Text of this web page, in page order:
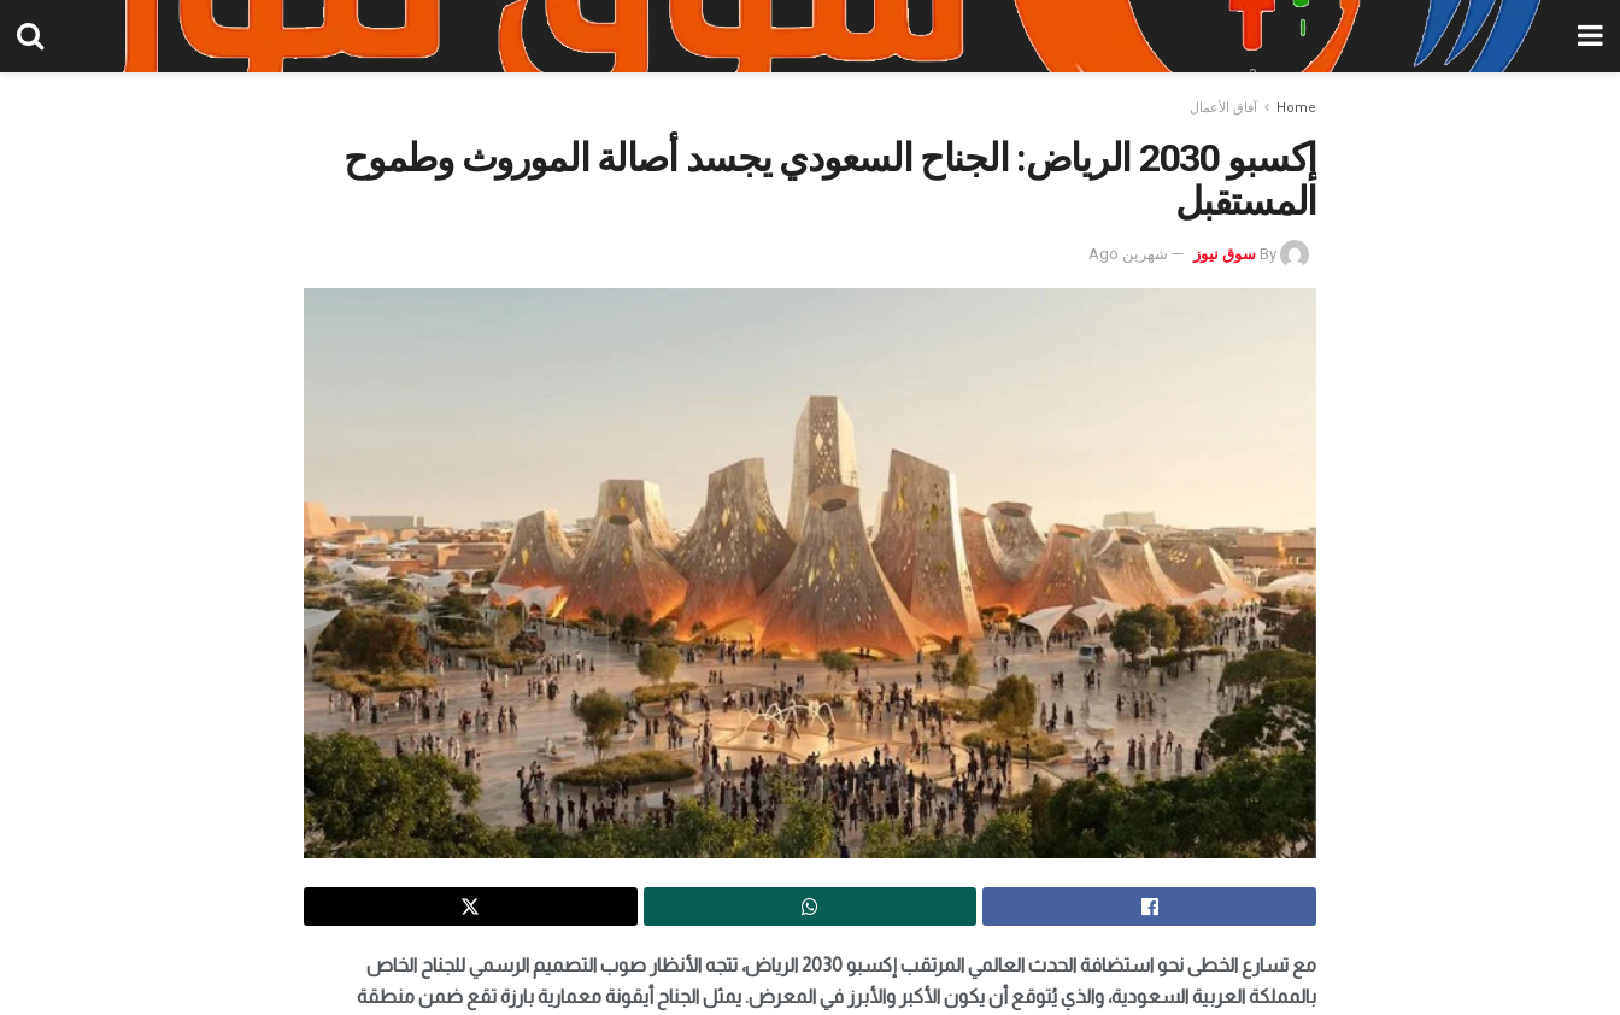
Home آفاق الأعمال
إكسبو 2030 الرياض: الجناح السعودي يجسد أصالة الموروث وطموح
المستقبل
By سوق نيوز شهرين Ago
مع تسارع الخطى نحو استضافة الحدث العالمي المرتقب إكسبو 2030 الرياض، تتجه الأنظار صوب التصميم الرسمي للجناح الخاص
بالمملكة العربية السعودية، والذي يُتوقع أن يكون الأكبر والأبرز في المعرض. يمثل الجناح أيقونة معمارية بارزة تقع ضمن منطقة